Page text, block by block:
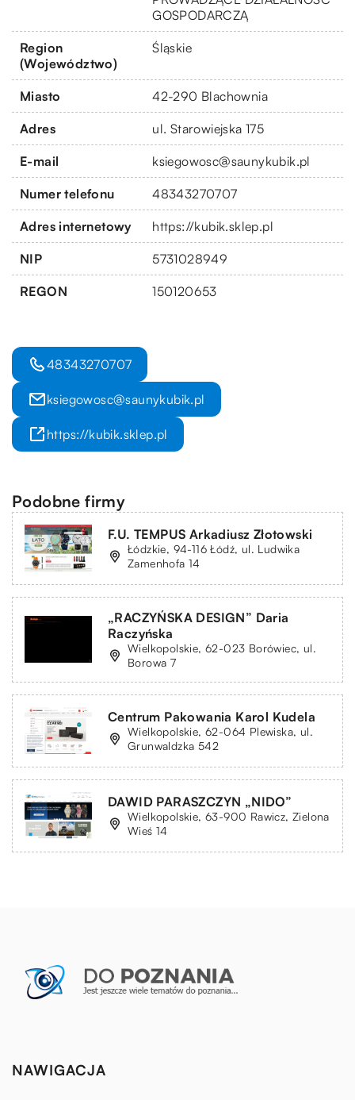
GOSPODARCZĄ
Region
(Województwo)
Śląskie
Miasto 42-290 Blachownia
Adres ul. Starowiejska 175
E-mail ksiegowosc@saunykubik.pl
Numer telefonu 48343270707
Adres internetowy https://kubik.sklep.pl
NIP 5731028949
REGON 150120653
48343270707
ksiegowosc@saunykubik.pl
https://kubik.sklep.pl
Podobne firmy
F.U. TEMPUS Arkadiusz Złotowski
Łódzkie, 94-116 Łódź, ul. Ludwika
Zamenhofa 14
„RACZYŃSKA DESIGN” Daria
Raczyńska
Wielkopolskie, 62-023 Borówiec, ul.
Borowa 7
Centrum Pakowania Karol Kudela
Wielkopolskie, 62-064 Plewiska, ul.
Grunwaldzka 542
DAWID PARASZCZYN „NIDO”
Wielkopolskie, 63-900 Rawicz, Zielona
Wieś 14
NAWIGACJA